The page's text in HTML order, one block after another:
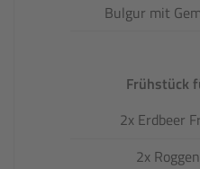
Bulgur mit
Frühstück
2x Erdbeer
2x